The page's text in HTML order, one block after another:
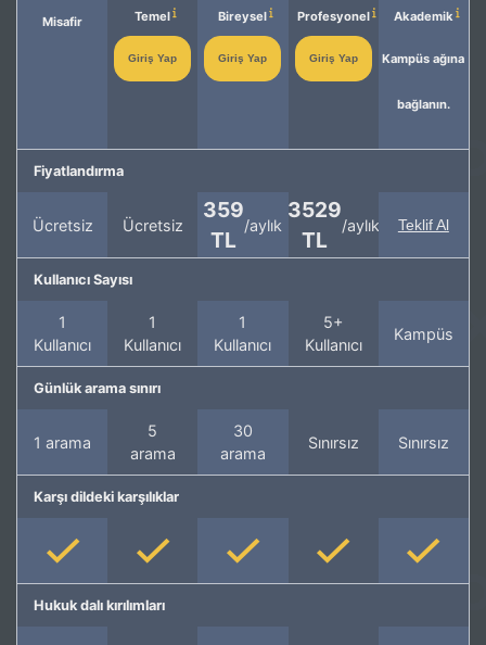
Misafir Temel
Giriş Yap
Bireysel
Giriş Yap
Profesyonel
Giriş Yap
Akademik
Kampüs ağına
bağlanın.
Fiyatlandırma
Ücretsiz Ücretsiz
359
TL
/aylık
3529
TL
/aylık Teklif Al
Kullanıcı Sayısı
1
Kullanıcı
1
Kullanıcı
1
Kullanıcı
5+
Kullanıcı
Kampüs
Günlük arama sınırı
1 arama
5
arama
30
arama
Sınırsız Sınırsız
Karşı dildeki karşılıklar
Hukuk dalı kırılımları